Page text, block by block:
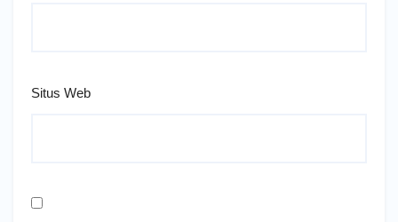
Situs Web